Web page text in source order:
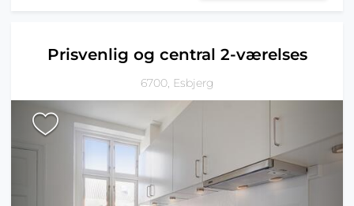
Prisvenlig og central 2-værelses
6700, Esbjerg